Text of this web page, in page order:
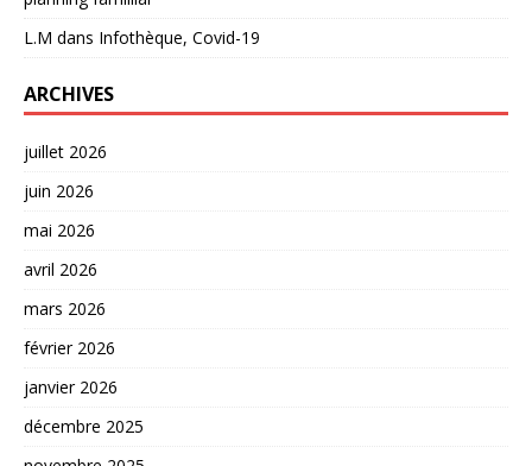
L.M dans Infothèque, Covid-19
ARCHIVES
juillet 2026
juin 2026
mai 2026
avril 2026
mars 2026
février 2026
janvier 2026
décembre 2025